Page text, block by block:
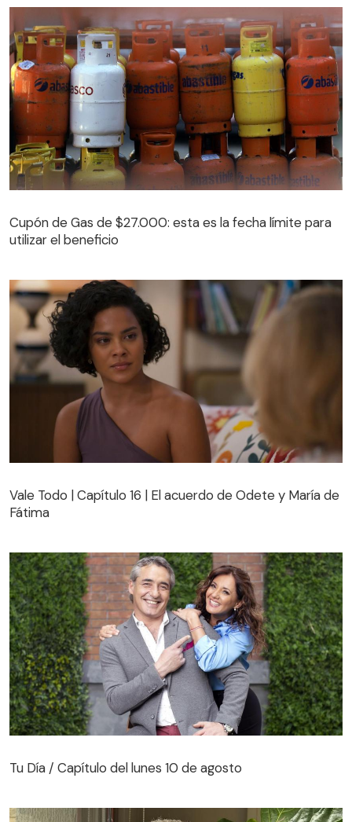
Cupón de Gas de $27.000: esta es la fecha límite para
utilizar el beneficio
Fátima
Vale Todo | Capítulo 16 | El acuerdo de Odete y María de
Fátima
Tu Día / Capítulo del lunes 10 de agosto